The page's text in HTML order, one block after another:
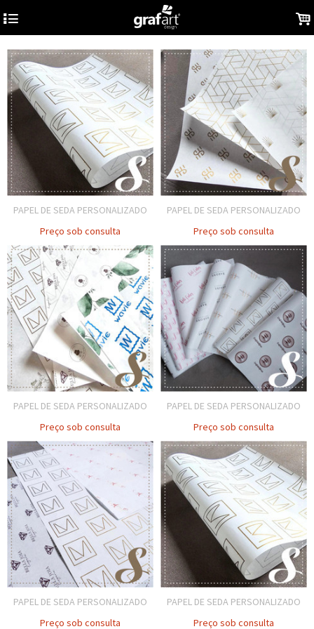
4 .
PAPEL DE SEDA PERSONALIZADO
Preço sob consulta
PAPEL DE SEDA PERSONALIZADO
Preço sob consulta
PAPEL DE SEDA PERSONALIZADO
Preço sob consulta
PAPEL DE SEDA PERSONALIZADO
Preço sob consulta
PAPEL DE SEDA PERSONALIZADO
Preço sob consulta
PAPEL DE SEDA PERSONALIZADO
Preço sob consulta